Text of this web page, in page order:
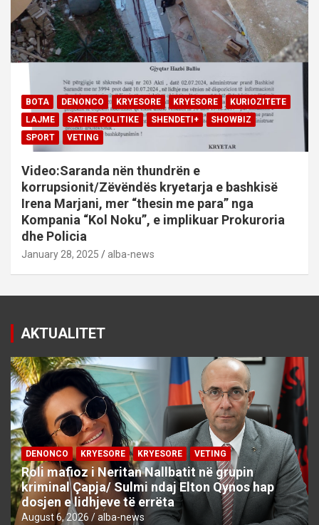
BOTA DENONCO KRYESORE KRYESORE
KURIOZITETE
LAJME
SATIRE POLITIKE SHENDETI+
SHOWBIZ
SPORT
VETING
Video:Saranda nën thundrën e
korrupsionit/Zëvëndës kryetarja e bashkisë
Irena Marjani, mer “thesin me para” nga
Kompania “Kol Noku”, e implikuar Prokuroria
dhe Policia
January 28, 2025 alba-news
AKTUALITET
DENONCO KRYESORE KRYESORE VETING
Roli mafioz i Neritan Nallbatit në grupin
kriminal Çapja/ Sulmi ndaj Elton Qynos hap
dosjen e lidhjeve të errëta
August 6, 2026 alba-news